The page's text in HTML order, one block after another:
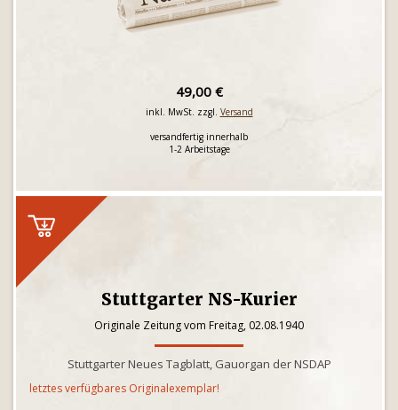
49,00 €
inkl. MwSt. zzgl. Versand
versandfertig innerhalb
1-2 Arbeitstage
Stuttgarter NS-Kurier
Originale Zeitung vom Freitag, 02.08.1940
Stuttgarter Neues Tagblatt, Gauorgan der NSDAP
letztes verfügbares Originalexemplar!